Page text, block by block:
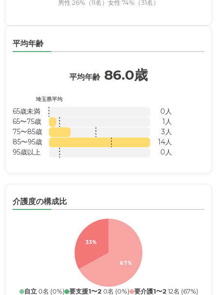
男性 26%（11名） 女性 74%（31名）
平均年齢
平均年齢 86.0歳
埼玉県平均
65歳未満
0人
65〜75歳
1人
75〜85歳
3人
85〜95歳
14人
95歳以上
0人
介護度の構成比
67%
33%
自立0名 (0%) 要支援1〜2 0名 (0%) 要介護1〜2 12名 (67%)